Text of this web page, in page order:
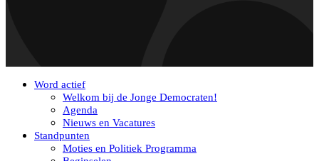
Word actief
Welkom bij de Jonge Democraten!
Agenda
Nieuws en Vacatures
Standpunten
Moties en Politiek Programma